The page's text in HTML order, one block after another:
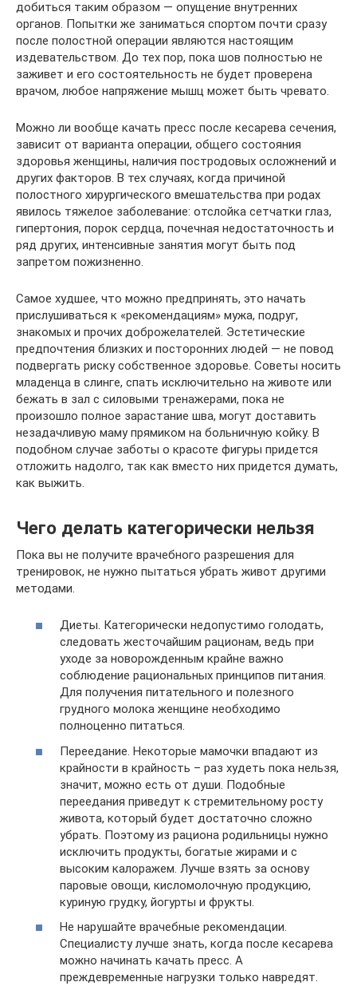
добиться таким образом — опущение внутренних
органов. Попытки же заниматься спортом почти сразу
после полостной операции являются настоящим
издевательством. До тех пор, пока шов полностью не
заживет и его состоятельность не будет проверена
врачом, любое напряжение мышц может быть чревато.
Можно ли вообще качать пресс после кесарева сечения,
зависит от варианта операции, общего состояния
здоровья женщины, наличия постродовых осложнений и
других факторов. В тех случаях, когда причиной
полостного хирургического вмешательства при родах
явилось тяжелое заболевание: отслойка сетчатки глаз,
гипертония, порок сердца, почечная недостаточность и
ряд других, интенсивные занятия могут быть под
запретом пожизненно.
Самое худшее, что можно предпринять, это начать
прислушиваться к «рекомендациям» мужа, подруг,
знакомых и прочих доброжелателей. Эстетические
предпочтения близких и посторонних людей — не повод
подвергать риску собственное здоровье. Советы носить
младенца в слинге, спать исключительно на животе или
бежать в зал с силовыми тренажерами, пока не
произошло полное зарастание шва, могут доставить
незадачливую маму прямиком на больничную койку. В
подобном случае заботы о красоте фигуры придется
отложить надолго, так как вместо них придется думать,
как выжить.
Чего делать категорически нельзя
Пока вы не получите врачебного разрешения для
тренировок, не нужно пытаться убрать живот другими
методами.
Диеты. Категорически недопустимо голодать,
следовать жесточайшим рационам, ведь при
уходе за новорожденным крайне важно
соблюдение рациональных принципов питания.
Для получения питательного и полезного
грудного молока женщине необходимо
полноценно питаться.
Переедание. Некоторые мамочки впадают из
крайности в крайность – раз худеть пока нельзя,
значит, можно есть от души. Подобные
переедания приведут к стремительному росту
живота, который будет достаточно сложно
убрать. Поэтому из рациона родильницы нужно
исключить продукты, богатые жирами и с
высоким калоражем. Лучше взять за основу
паровые овощи, кисломолочную продукцию,
куриную грудку, йогурты и фрукты.
Не нарушайте врачебные рекомендации.
Специалисту лучше знать, когда после кесарева
можно начинать качать пресс. А
преждевременные нагрузки только навредят.